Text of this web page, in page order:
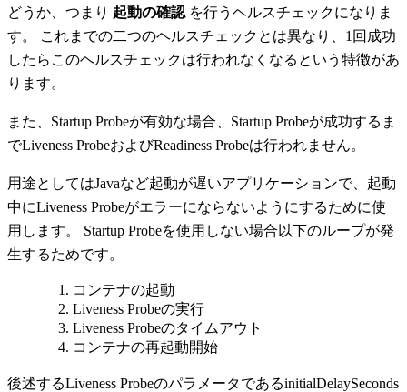
どうか、つまり 起動の確認 を行うヘルスチェックになりま
す。 これまでの二つのヘルスチェックとは異なり、1回成功
したらこのヘルスチェックは行われなくなるという特徴があ
ります。
また、Startup Probeが有効な場合、Startup Probeが成功するま
でLiveness ProbeおよびReadiness Probeは行われません。
用途としてはJavaなど起動が遅いアプリケーションで、起動
中にLiveness Probeがエラーにならないようにするために使
用します。 Startup Probeを使用しない場合以下のループが発
生するためです。
コンテナの起動
Liveness Probeの実行
Liveness Probeのタイムアウト
コンテナの再起動開始
後述するLiveness ProbeのパラメータであるinitialDelaySeconds